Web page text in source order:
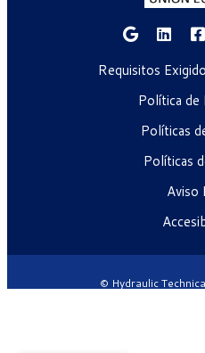
Requisitos
Política de
Políticas
Políticas
Aviso
© Hydraulic